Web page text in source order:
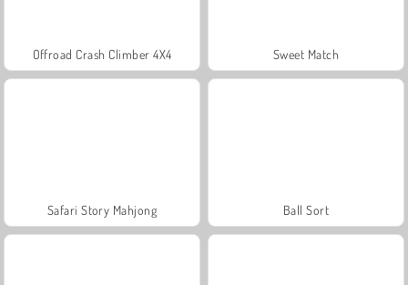
Offroad Crash Climber 4X4 Sweet Match
Safari Story Mahjong Ball Sort